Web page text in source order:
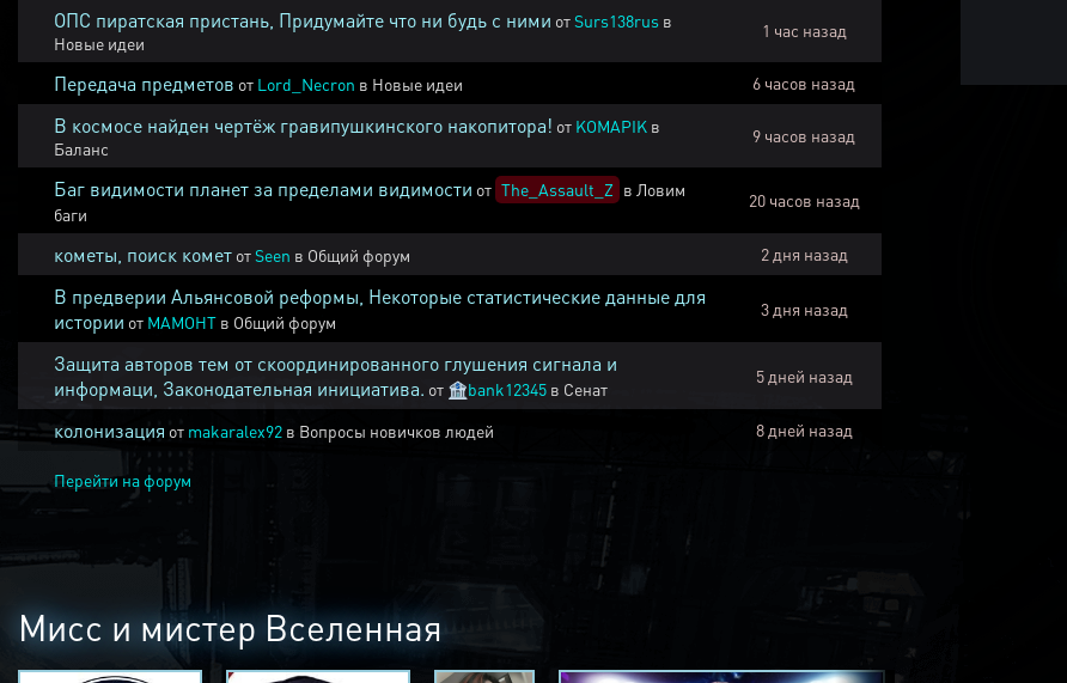
ОПС пиратская пристань, Придумайте что ни будь с ними отSurs138rus в
Новые идеи
1 час назад
Передача предметов от Lord_Necron в Новые идеи 6 часов назад
В космосе найден чертёж гравипушкинского накопитора! от KOMAPIK в
Баланс
9 часов назад
Баг видимости планет за пределами видимости от The_Assault_Z в Ловим
баги
20 часов назад
кометы, поиск комет отSeen в Общий форум 2 дня назад
В предверии Альянсовой реформы, Некоторые статистические данные для
истории от MAMOHT в Общий форум
3 дня назад
Защита авторов тем от скоординированного глушения сигнала и
информаци, Законодательная инициатива. от 🏦bank12345 в Сенат
5 дней назад
колонизация от makaralex92 в Вопросы новичков людей 8 дней назад
Перейти на форум
Мисс и мистер Вселенная